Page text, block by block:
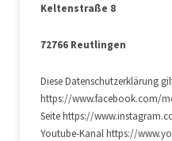
Keltenstraße 8
72766 Reutlingen
Diese Datenschutzerklärung
https://www.facebook.com/
Seite https://
Youtube-Kanal https://